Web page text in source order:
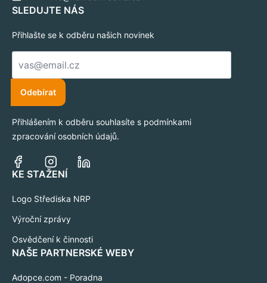
SLEDUJTE NÁS
Přihlašte se k odběru našich novinek
E-
mail
Odebírat
Přihlášením k odběru souhlasíte s podmínkami
zpracování osobních údajů.
KE STAŽENÍ
Logo Střediska NRP
Výroční zprávy
Osvědčení k činnosti
NAŠE PARTNERSKÉ WEBY
Adopce.com - Poradna